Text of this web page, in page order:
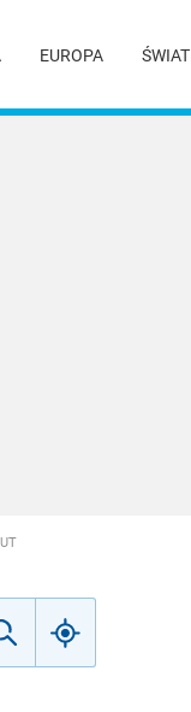
EUROPA ŚWIAT